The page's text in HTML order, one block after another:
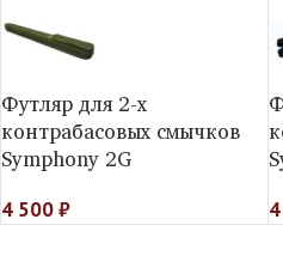
Футляр для 2-х
контрабасовых смычков
Symphony 2G
4 500₽